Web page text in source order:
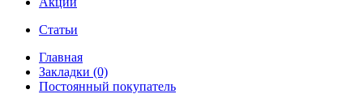
Статьи
Главная
Закладки (0)
Постоянный покупатель